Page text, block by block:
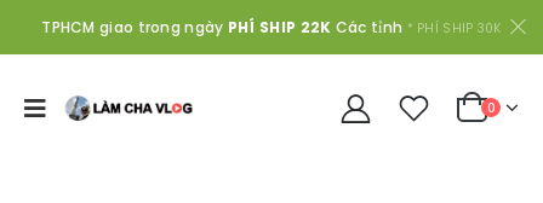
TPHCM giao trong ngày PHÍ SHIP 22K Các tỉnh * PHÍ SHIP 30K
0